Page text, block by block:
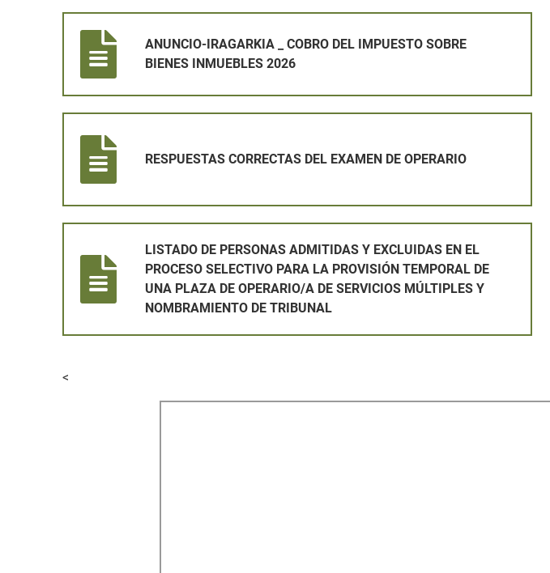
ANUNCIO-IRAGARKIA _ COBRO DEL IMPUESTO SOBRE
BIENES INMUEBLES 2026
RESPUESTAS CORRECTAS DEL EXAMEN DE OPERARIO
LISTADO DE PERSONAS ADMITIDAS Y EXCLUIDAS EN EL
PROCESO SELECTIVO PARA LA PROVISIÓN TEMPORAL DE
UNA PLAZA DE OPERARIO/A DE SERVICIOS MÚLTIPLES Y
NOMBRAMIENTO DE TRIBUNAL
<